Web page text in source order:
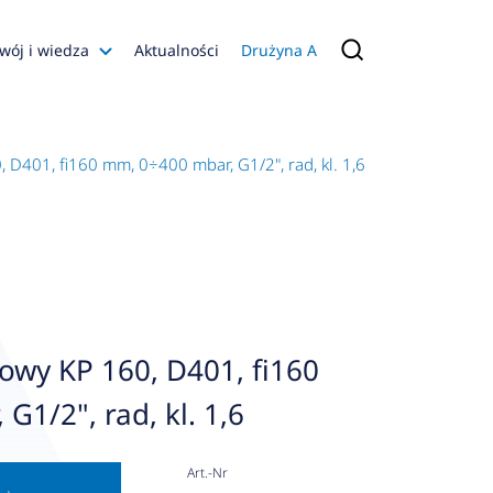
i wiedza
Konfiguratory
Aktualności Drużyna A
D401, fi160 mm, 0÷400 mbar, G1/2", rad, kl. 1,6
KP 160, D401, fi160
G1/2", rad, kl. 1,6
Art.-Nr